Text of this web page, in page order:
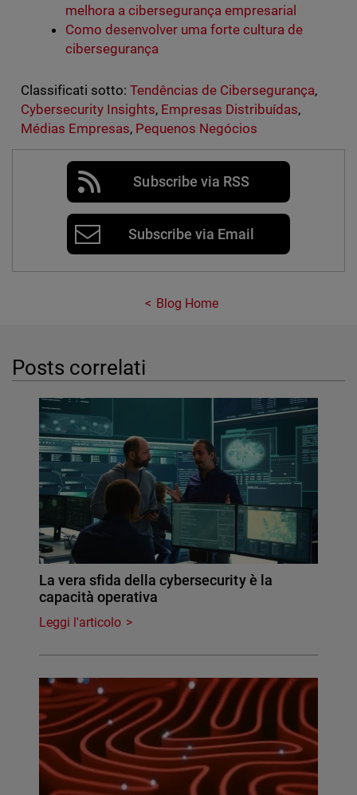
melhora a cibersegurança empresarial
Como desenvolver uma forte cultura de
cibersegurança
Classificati sotto: Tendências de Cibersegurança,
Cybersecurity Insights, Empresas Distribuídas,
Médias Empresas, Pequenos Negócios
Subscribe via RSS
Subscribe via Email
Blog Home
Posts correlati
La vera sfida della cybersecurity è la
capacità operativa
Leggi l'articolo